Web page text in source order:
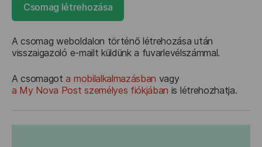
Csomag létrehozása
A csomag weboldalon történő létrehozása után
visszaigazoló e-mailt küldünk a fuvarlevélszámmal.
A csomagot a mobilalkalmazásban vagy
a My Nova Post személyes fiókjában is létrehozhatja.